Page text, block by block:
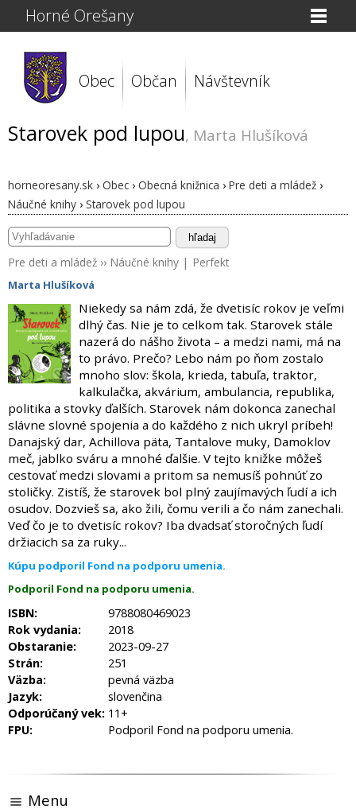
Horné Orešany
Obec Občan Návštevník
Starovek pod lupou, Marta Hlušíková
horneoresany.sk › Obec › Obecná knižnica › Pre deti a mládež ›
Náučné knihy › Starovek pod lupou
hľadaj
Pre deti a mládež ›› Náučné knihy | Perfekt
Marta Hlušíková
Niekedy sa nám zdá, že dvetisíc rokov je veľmi
dlhý čas. Nie je to celkom tak. Starovek stále
nazerá do nášho života – a medzi nami, má na
to právo. Prečo? Lebo nám po ňom zostalo
mnoho slov: škola, krieda, tabuľa, traktor,
kalkulačka, akvárium, ambulancia, republika,
politika a stovky ďalších. Starovek nám dokonca zanechal
slávne slovné spojenia a do každého z nich ukryl príbeh!
Danajský dar, Achillova päta, Tantalove muky, Damoklov
meč, jablko sváru a mnohé ďalšie. V tejto knižke môžeš
cestovať medzi slovami a pritom sa nemusíš pohnúť zo
stoličky. Zistíš, že starovek bol plný zaujímavých ľudí a ich
osudov. Dozvieš sa, ako žili, čomu verili a čo nám zanechali.
Veď čo je to dvetisíc rokov? Iba dvadsať storočných ľudí
držiacich sa za ruky...
Kúpu podporil Fond na podporu umenia.
Podporil Fond na podporu umenia.
ISBN:
9788080469023
Rok vydania:
2018
Obstaranie:
2023-09-27
Strán:
251
Väzba:
pevná väzba
Jazyk:
slovenčina
Odporúčaný vek: 11+
FPU:
Podporil Fond na podporu umenia.
Menu